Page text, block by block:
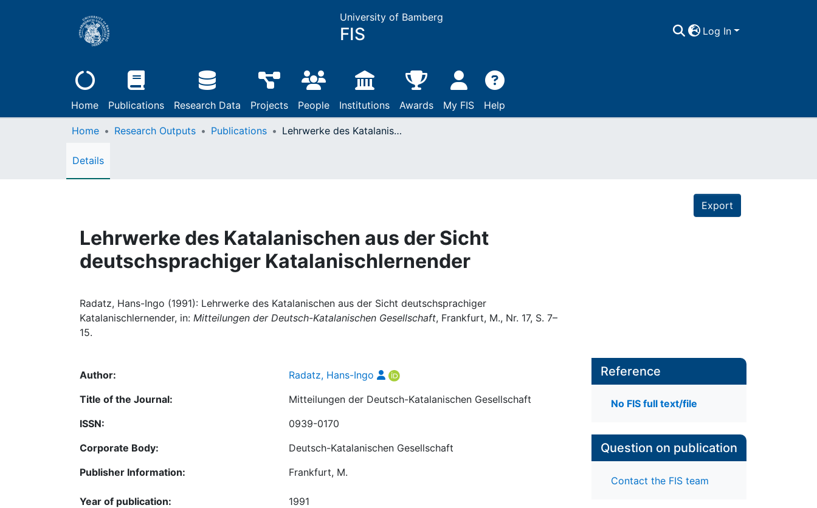
University of Bamberg
FIS Log In
Home Publications Research Data Projects People Institutions Awards My FIS Help
Home Research Outputs Publications Lehrwerke des Katalanischen aus der Sicht deutschsprachiger Katalanischlernender
Details
Export
Lehrwerke des Katalanischen aus der Sicht
deutschsprachiger Katalanischlernender
Radatz, Hans-Ingo (1991): Lehrwerke des Katalanischen aus der Sicht deutschsprachiger
Katalanischlernender, in: Mitteilungen der Deutsch-Katalanischen Gesellschaft, Frankfurt, M., Nr. 17, S. 7–
15.
Author:
Radatz, Hans-Ingo
Title of the Journal:
Mitteilungen der Deutsch-Katalanischen Gesellschaft
ISSN:
0939-0170
Corporate Body:
Deutsch-Katalanischen Gesellschaft
Publisher Information:
Frankfurt, M.
Year of publication:
1991
Reference
No FIS full text/file
Question on publication
Contact the FIS team